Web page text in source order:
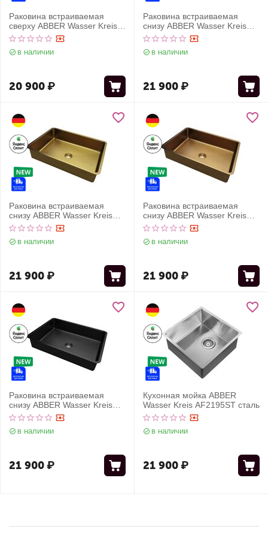
Раковина встраиваемая
сверху ABBER Wasser Kreis
AF2408MB черная матовая
в наличии
20 900₽
Раковина встраиваемая
снизу ABBER Wasser Kreis
AF2402GM оружейная сталь
в наличии
21 900₽
Раковина встраиваемая
снизу ABBER Wasser Kreis
AF2402MG золото матовое
в наличии
21 900₽
Раковина встраиваемая
снизу ABBER Wasser Kreis
AF2402MRG розовое золото
матовое
в наличии
21 900₽
Раковина встраиваемая
снизу ABBER Wasser Kreis
AF2402MB черная матовая
в наличии
21 900₽
Кухонная мойка ABBER
Wasser Kreis AF2195ST сталь
в наличии
21 900₽